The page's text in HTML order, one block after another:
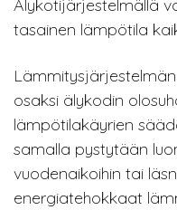
Älykotijärjestelmällä
tasainen lämpötila
osaksi älykodin
lämpötilakäyrien
samalla pystytään
vuodenaikoihin tai
energiatehokkaat